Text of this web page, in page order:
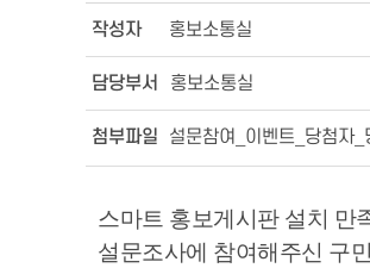
작성자 홍보소통실
담당부서 홍보소통실
첨부파일 설문참여_이벤트_당첨자
스마트 홍보게시판 설치 만
설문조사에 참여해주신 구